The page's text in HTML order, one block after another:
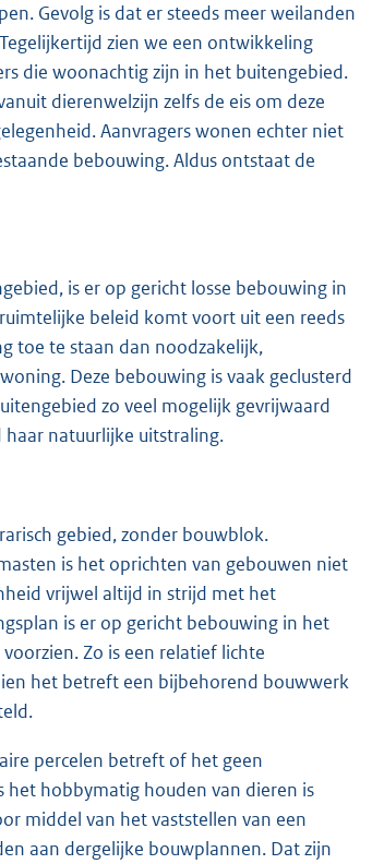
Gevolg is dat er steeds meer weilanden
zien we een ontwikkeling
die woonachtig zijn in het buitengebied.
dierenwelzijn zelfs de eis om deze
Aanvragers wonen echter niet
bebouwing. Aldus ontstaat de
is er op gericht losse bebouwing in
beleid komt voort uit een reeds
toe te staan dan noodzakelijk,
Deze bebouwing is vaak geclusterd
zo veel mogelijk gevrijwaard
natuurlijke uitstraling.
gebied, zonder bouwblok.
is het oprichten van gebouwen niet
vrijwel altijd in strijd met het
is er op gericht bebouwing in het
Zo is een relatief lichte
het betreft een bijbehorend bouwwerk
percelen betreft of het geen
hobbymatig houden van dieren is
middel van het vaststellen van een
aan dergelijke bouwplannen. Dat zijn